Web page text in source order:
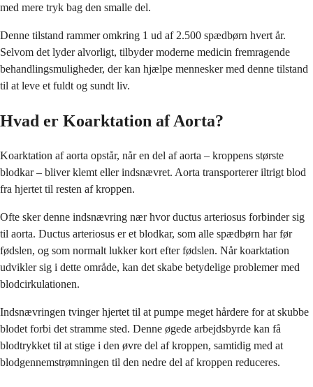
med mere tryk bag den smalle del.
Denne tilstand rammer omkring 1 ud af 2.500 spædbørn hvert år.
Selvom det lyder alvorligt, tilbyder moderne medicin fremragende
behandlingsmuligheder, der kan hjælpe mennesker med denne tilstand
til at leve et fuldt og sundt liv.
Hvad er Koarktation af Aorta?
Koarktation af aorta opstår, når en del af aorta – kroppens største
blodkar – bliver klemt eller indsnævret. Aorta transporterer iltrigt blod
fra hjertet til resten af kroppen.
Ofte sker denne indsnævring nær hvor ductus arteriosus forbinder sig
til aorta. Ductus arteriosus er et blodkar, som alle spædbørn har før
fødslen, og som normalt lukker kort efter fødslen. Når koarktation
udvikler sig i dette område, kan det skabe betydelige problemer med
blodcirkulationen.
Indsnævringen tvinger hjertet til at pumpe meget hårdere for at skubbe
blodet forbi det stramme sted. Denne øgede arbejdsbyrde kan få
blodtrykket til at stige i den øvre del af kroppen, samtidig med at
blodgennemstrømningen til den nedre del af kroppen reduceres.